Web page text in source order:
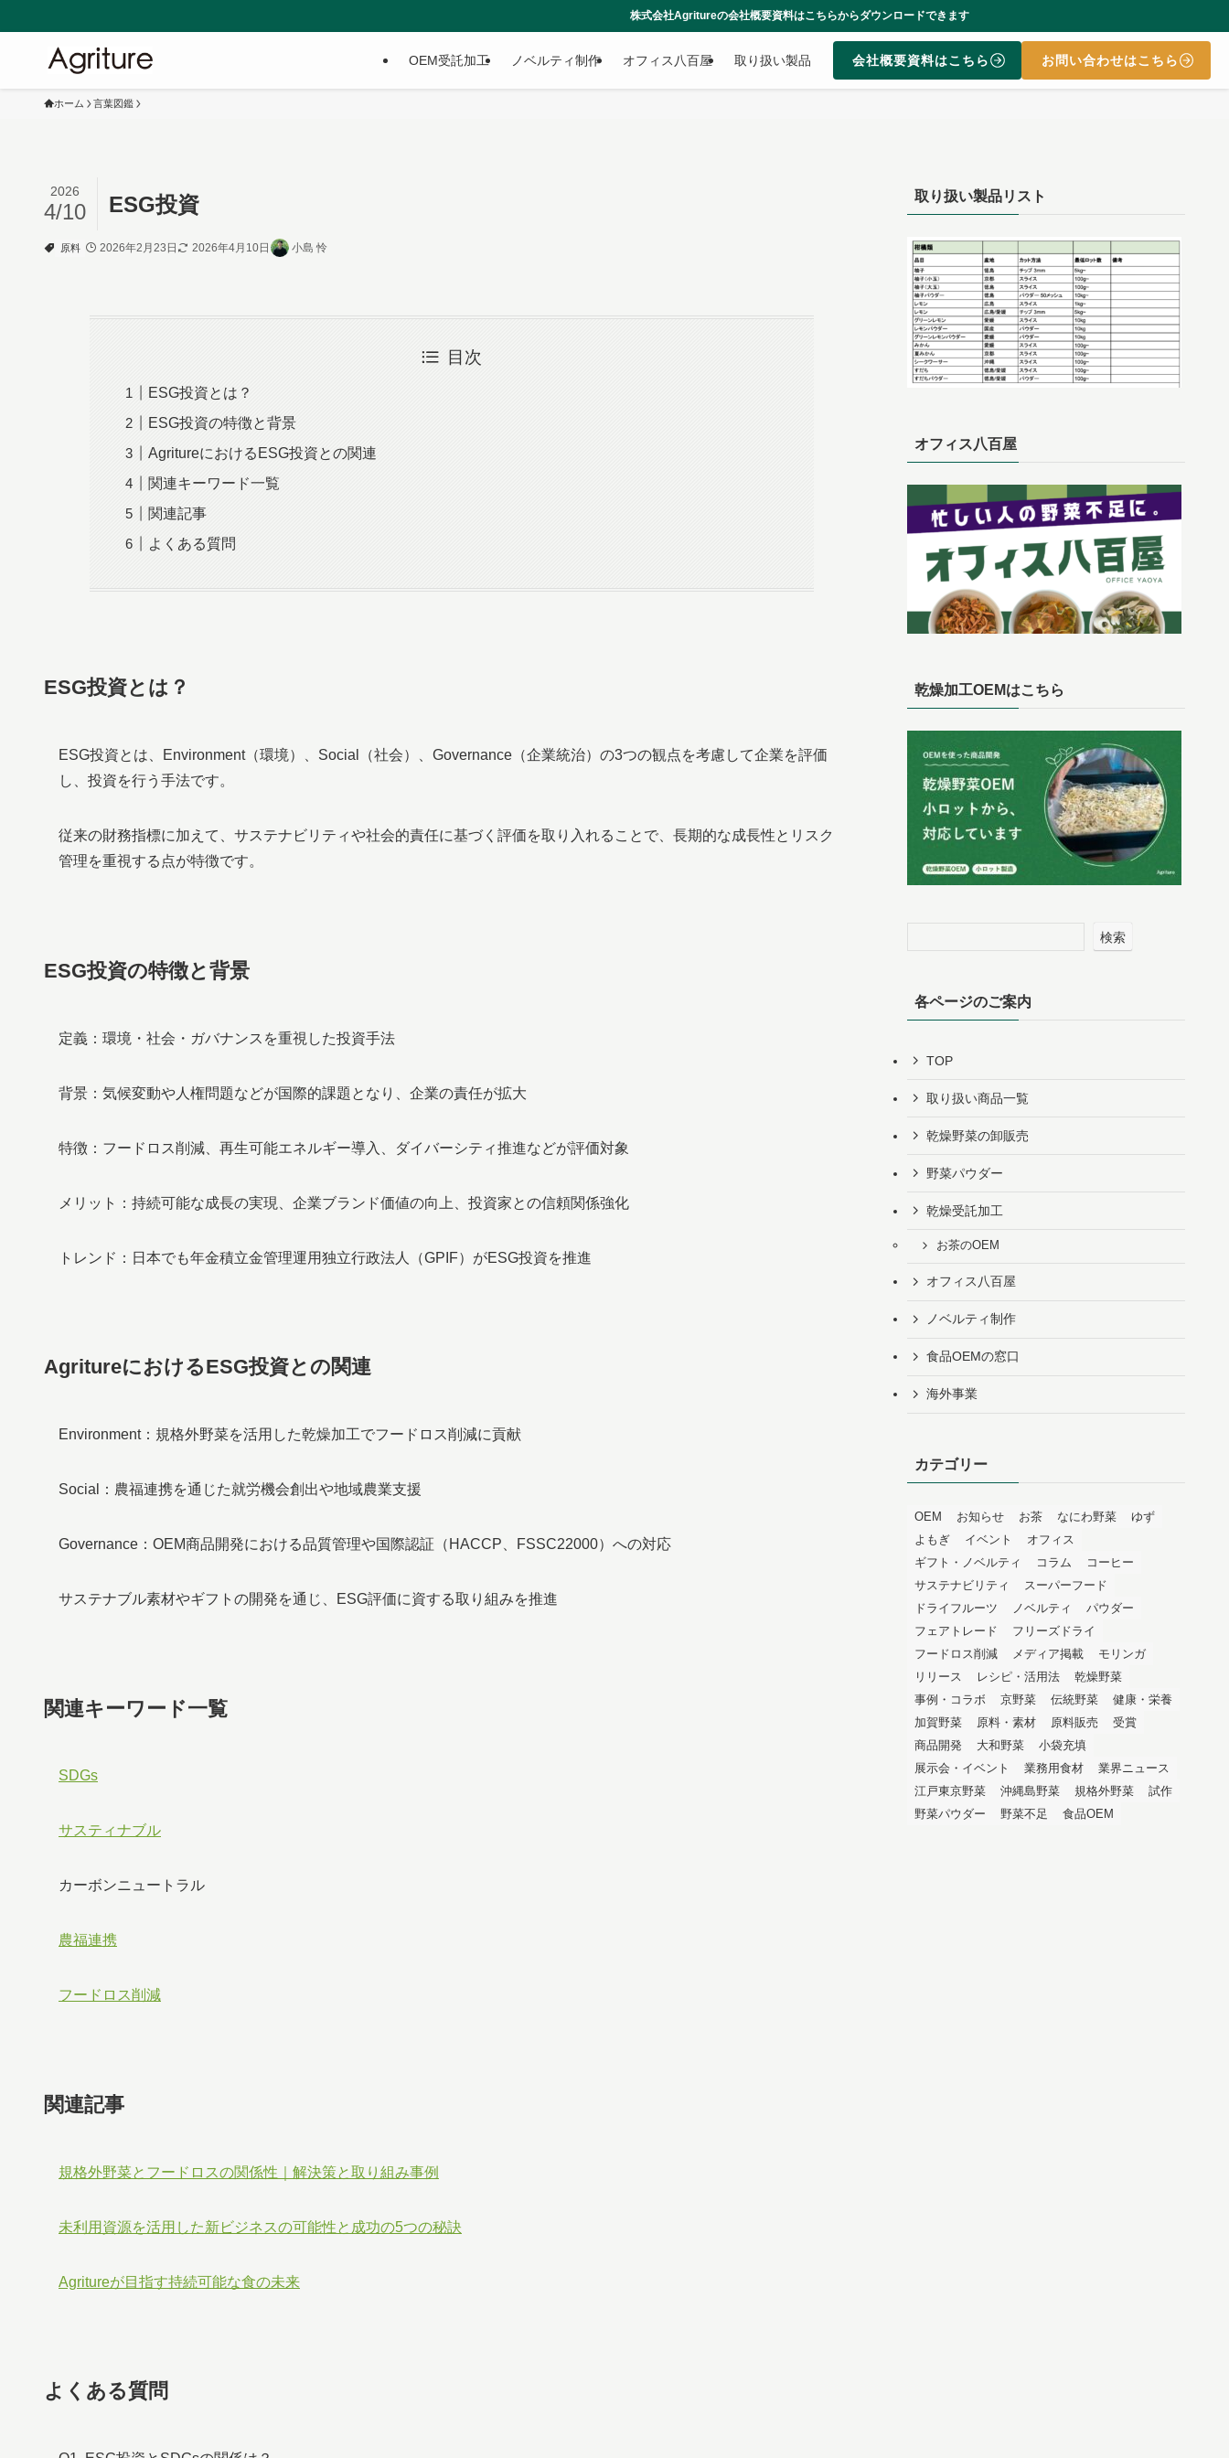
株式会社Agritureの会社概要資料はこちらからダウンロードできます
OEM受託加工 ノベルティ制作 オフィス八百屋 取り扱い製品 会社概要資料はこちら お問い合わせはこちら
ホーム 言葉図鑑
ESG投資
2026
4/10
原料 2026年2月23日 2026年4月10日 小島 怜
目次
ESG投資とは？
ESG投資の特徴と背景
AgritureにおけるESG投資との関連
関連キーワード一覧
関連記事
よくある質問
ESG投資とは？
ESG投資とは、Environment（環境）、Social（社会）、Governance（企業統治）の3つの観点を考慮して企業を評価
し、投資を行う手法です。
従来の財務指標に加えて、サステナビリティや社会的責任に基づく評価を取り入れることで、長期的な成長性とリスク
管理を重視する点が特徴です。
ESG投資の特徴と背景
定義：環境・社会・ガバナンスを重視した投資手法
背景：気候変動や人権問題などが国際的課題となり、企業の責任が拡大
特徴：フードロス削減、再生可能エネルギー導入、ダイバーシティ推進などが評価対象
メリット：持続可能な成長の実現、企業ブランド価値の向上、投資家との信頼関係強化
トレンド：日本でも年金積立金管理運用独立行政法人（GPIF）がESG投資を推進
AgritureにおけるESG投資との関連
Environment：規格外野菜を活用した乾燥加工でフードロス削減に貢献
Social：農福連携を通じた就労機会創出や地域農業支援
Governance：OEM商品開発における品質管理や国際認証（HACCP、FSSC22000）への対応
サステナブル素材やギフトの開発を通じ、ESG評価に資する取り組みを推進
関連キーワード一覧
SDGs
サスティナブル
カーボンニュートラル
農福連携
フードロス削減
関連記事
規格外野菜とフードロスの関係性｜解決策と取り組み事例
未利用資源を活用した新ビジネスの可能性と成功の5つの秘訣
Agritureが目指す持続可能な食の未来
よくある質問
取り扱い製品リスト
オフィス八百屋
乾燥加工OEMはこちら
検索
各ページのご案内
TOP
取り扱い商品一覧
乾燥野菜の卸販売
野菜パウダー
乾燥受託加工
お茶のOEM
オフィス八百屋
ノベルティ制作
食品OEMの窓口
海外事業
カテゴリー
OEM お知らせ お茶 なにわ野菜
ゆず
よもぎ
イベント
オフィス
ギフト・ノベルティ
コラム
コーヒー
サステナビリティ
スーパーフード
ドライフルーツ
ノベルティ
パウダー
フェアトレード
フリーズドライ
フードロス削減
メディア掲載
モリンガ
リリース
レシピ・活用法
乾燥野菜
事例・コラボ
京野菜 伝統野菜
健康・栄養
加賀野菜
原料・素材 原料販売
受賞
商品開発
大和野菜
小袋充填
展示会・イベント
業務用食材
業界ニュース
江戸東京野菜
沖縄島野菜 規格外野菜
試作
野菜パウダー
野菜不足 食品OEM